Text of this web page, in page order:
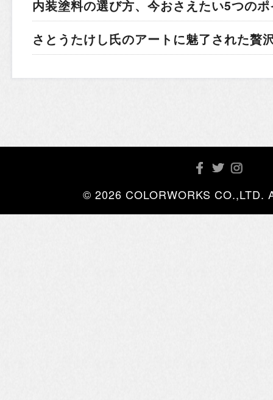
内装塗料の選び方、今おさえたい5つの
さとうたけし氏のアートに魅了された贅
© 2026 COLORWORKS CO.,LTD.